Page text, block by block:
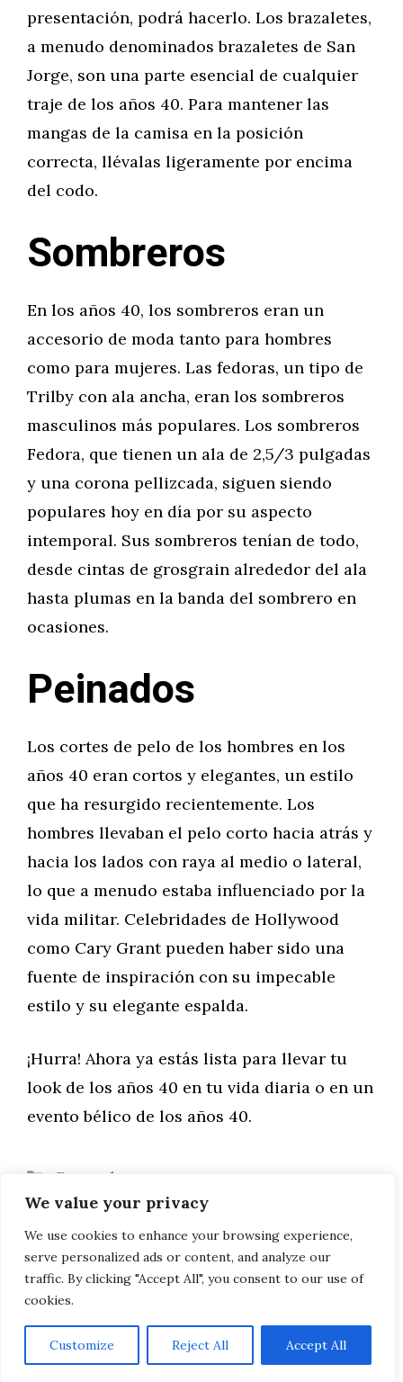
We value your privacy
We use cookies to enhance your browsing experience,
serve personalized ads or content, and analyze our
traffic. By clicking "Accept All", you consent to our use of
cookies.
Customize Reject All Accept All
presentación, podrá hacerlo. Los brazaletes,
a menudo denominados brazaletes de San
Jorge, son una parte esencial de cualquier
traje de los años 40. Para mantener las
mangas de la camisa en la posición
correcta, llévalas ligeramente por encima
del codo.
Sombreros
En los años 40, los sombreros eran un
accesorio de moda tanto para hombres
como para mujeres. Las fedoras, un tipo de
Trilby con ala ancha, eran los sombreros
masculinos más populares. Los sombreros
Fedora, que tienen un ala de 2,5/3 pulgadas
y una corona pellizcada, siguen siendo
populares hoy en día por su aspecto
intemporal. Sus sombreros tenían de todo,
desde cintas de grosgrain alrededor del ala
hasta plumas en la banda del sombrero en
ocasiones.
Peinados
Los cortes de pelo de los hombres en los
años 40 eran cortos y elegantes, un estilo
que ha resurgido recientemente. Los
hombres llevaban el pelo corto hacia atrás y
hacia los lados con raya al medio o lateral,
lo que a menudo estaba influenciado por la
vida militar. Celebridades de Hollywood
como Cary Grant pueden haber sido una
fuente de inspiración con su impecable
estilo y su elegante espalda.
¡Hurra! Ahora ya estás lista para llevar tu
look de los años 40 en tu vida diaria o en un
evento bélico de los años 40.
Categorías
General
BMW S1000XR 2020
Ideas sencillas de diseño de interiores
para espacios residenciales y comerciales
AVISO LEGAL, POLITICA DE PRIVACIDAD, COOKIES